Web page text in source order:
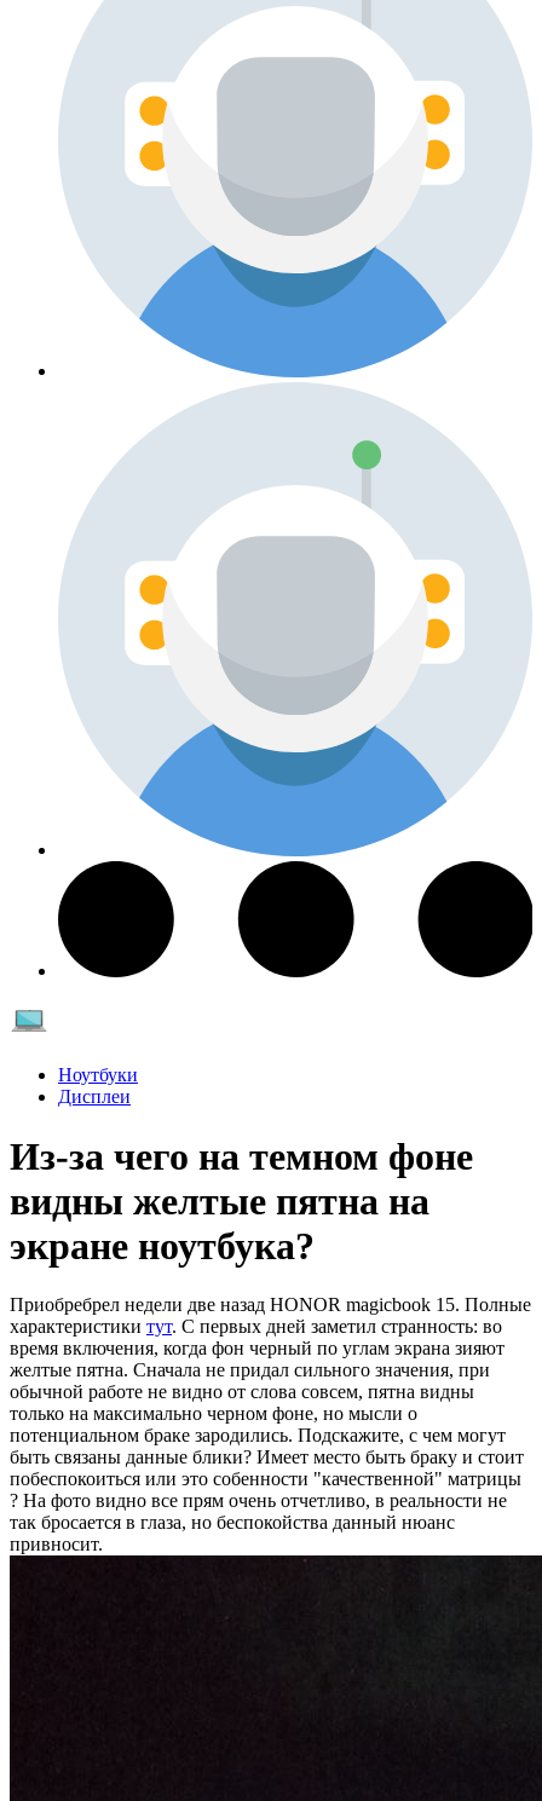
Ноутбуки
Дисплеи
Из-за чего на темном фоне
видны желтые пятна на
экране ноутбука?
Приобребрел недели две назад HONOR magicbook 15. Полные
характеристики тут. С первых дней заметил странность: во
время включения, когда фон черный по углам экрана зияют
желтые пятна. Сначала не придал сильного значения, при
обычной работе не видно от слова совсем, пятна видны
только на максимально черном фоне, но мысли о
потенциальном браке зародились. Подскажите, с чем могут
быть связаны данные блики? Имеет место быть браку и стоит
побеспокоиться или это собенности "качественной" матрицы
? На фото видно все прям очень отчетливо, в реальности не
так бросается в глаза, но беспокойства данный нюанс
привносит.